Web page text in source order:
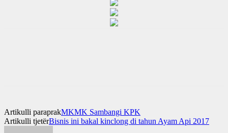
Artikulli paraprakMKMK Sambangi KPK
Artikulli tjetërBisnis ini bakal kinclong di tahun Ayam Api 2017